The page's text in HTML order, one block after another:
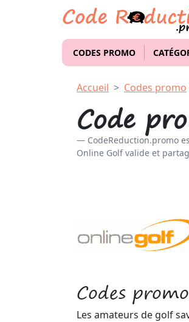
CODES PROMO
Accueil Codes promo
Code
CodeReduction.promo
Online Golf valide et
Codes
Les amateurs de golf